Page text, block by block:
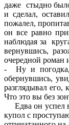
даже стыдно
и сделал,
пожалел,
он все равно
наблюдая за
вернувшись,
очередной роман
- Ну и погодка,
обернувшись,
разглядывал
Что это вы без
Едва он успел
купол с